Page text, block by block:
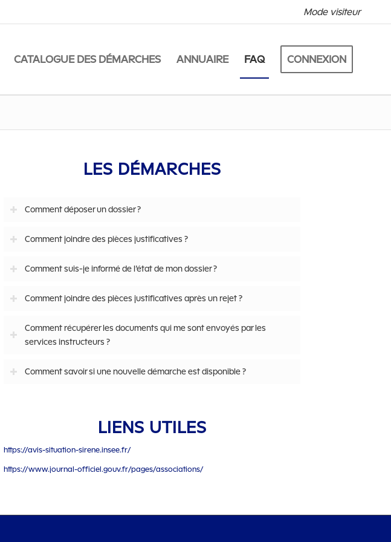
Mode visiteur
CATALOGUE DES DÉMARCHES ANNUAIRE FAQ CONNEXION
LES DÉMARCHES
Comment déposer un dossier ?
Comment joindre des pièces justificatives ?
Comment suis-je informé de l’état de mon dossier ?
Comment joindre des pièces justificatives après un rejet ?
Comment récupérer les documents qui me sont envoyés par les
services instructeurs ?
Comment savoir si une nouvelle démarche est disponible ?
LIENS UTILES
https://avis-situation-sirene.insee.fr/
https://www.journal-officiel.gouv.fr/pages/associations/